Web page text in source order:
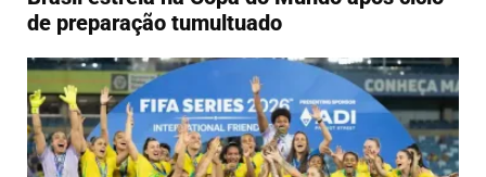
de preparação tumultuado